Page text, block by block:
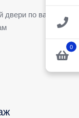
0
двери по вашим